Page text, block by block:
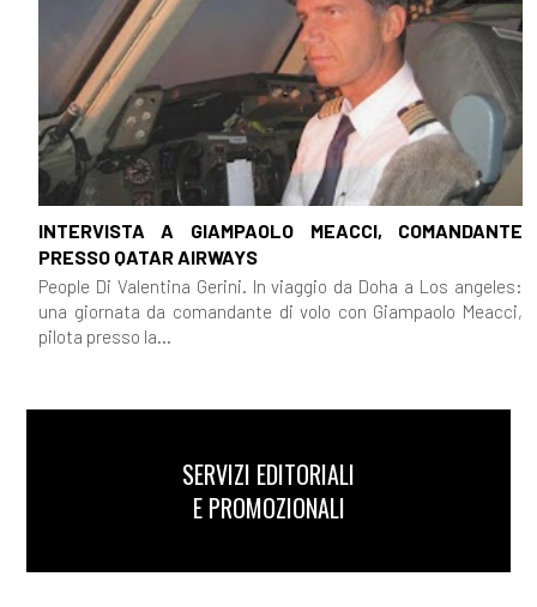
INTERVISTA A GIAMPAOLO MEACCI, COMANDANTE
PRESSO QATAR AIRWAYS
People Di Valentina Gerini. In viaggio da Doha a Los angeles:
una giornata da comandante di volo con Giampaolo Meacci,
pilota presso la...
SERVIZI EDITORIALI
E PROMOZIONALI